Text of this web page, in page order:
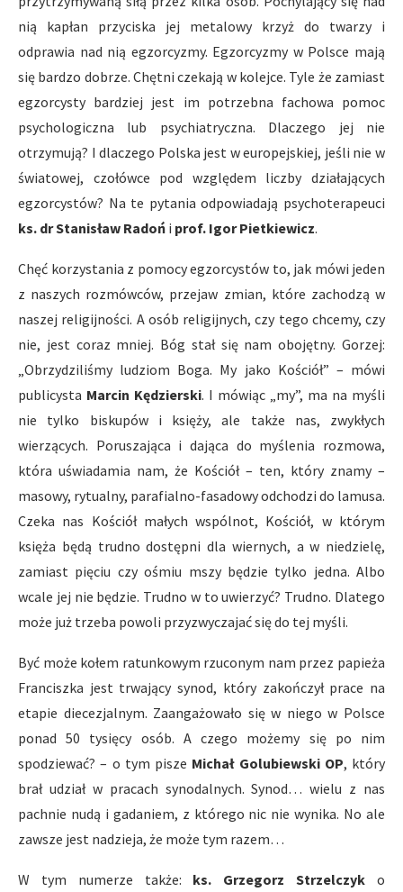
nią kapłan przyciska jej metalowy krzyż do twarzy i
odprawia nad nią egzorcyzmy. Egzorcyzmy w Polsce mają
się bardzo dobrze. Chętni czekają w kolejce. Tyle że zamiast
egzorcysty bardziej jest im potrzebna fachowa pomoc
psychologiczna lub psychiatryczna. Dlaczego jej nie
otrzymują? I dlaczego Polska jest w europejskiej, jeśli nie w
światowej, czołówce pod względem liczby działających
egzorcystów? Na te pytania odpowiadają psychoterapeuci
ks. dr Stanisław Radoń i prof. Igor Pietkiewicz.
Chęć korzystania z pomocy egzorcystów to, jak mówi jeden
z naszych rozmówców, przejaw zmian, które zachodzą w
naszej religijności. A osób religijnych, czy tego chcemy, czy
nie, jest coraz mniej. Bóg stał się nam obojętny. Gorzej:
„Obrzydziliśmy ludziom Boga. My jako Kościół” – mówi
publicysta Marcin Kędzierski. I mówiąc „my”, ma na myśli
nie tylko biskupów i księży, ale także nas, zwykłych
wierzących. Poruszająca i dająca do myślenia rozmowa,
która uświadamia nam, że Kościół – ten, który znamy –
masowy, rytualny, parafialno-fasadowy odchodzi do lamusa.
Czeka nas Kościół małych wspólnot, Kościół, w którym
księża będą trudno dostępni dla wiernych, a w niedzielę,
zamiast pięciu czy ośmiu mszy będzie tylko jedna. Albo
wcale jej nie będzie. Trudno w to uwierzyć? Trudno. Dlatego
może już trzeba powoli przyzwyczajać się do tej myśli.
Być może kołem ratunkowym rzuconym nam przez papieża
Franciszka jest trwający synod, który zakończył prace na
etapie diecezjalnym. Zaangażowało się w niego w Polsce
ponad 50 tysięcy osób. A czego możemy się po nim
spodziewać? – o tym pisze Michał Golubiewski OP, który
brał udział w pracach synodalnych. Synod… wielu z nas
pachnie nudą i gadaniem, z którego nic nie wynika. No ale
zawsze jest nadzieja, że może tym razem…
W tym numerze także: ks. Grzegorz Strzelczyk o